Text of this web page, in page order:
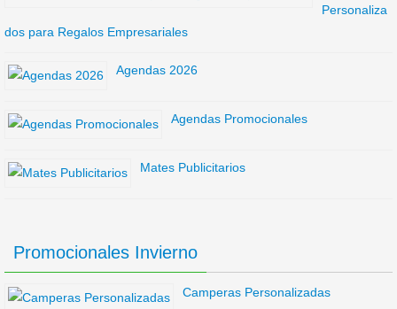
Personaliza
dos para Regalos Empresariales
Agendas 2026
Agendas Promocionales
Mates Publicitarios
Promocionales Invierno
Camperas Personalizadas